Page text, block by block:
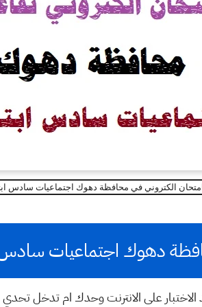
امتحان الكتروني في محافظة دهوك اجتماعيات سادس
دهوك اجتماعيات سادس
الاختبار على الانترنت وحدك ام